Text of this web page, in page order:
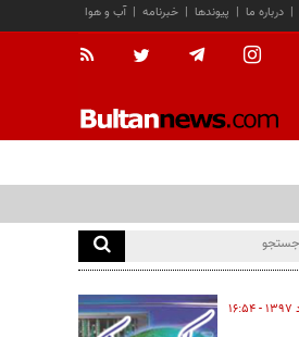
آب و هوا | خبرنامه | پیوندها | درباره ما |